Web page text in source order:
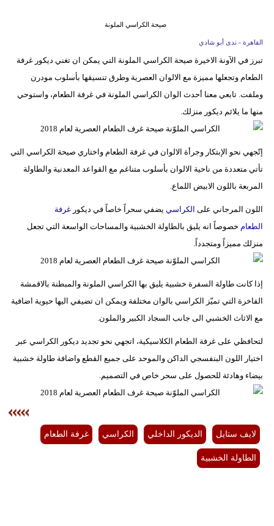
صيحة الكراسي الملونة
القاهرة - ندى أبو شادي
تبرز في الآونة الاخيرة صيحة الكراسي الملونة التي يمكن ان تغني ديكور غرفة
الطعام وتجعلها مميزة مع الالوان العصرية وطرق تنسيقها بأسلوب مودرن
وملفت. تابعي معنا أحدث الوان الكراسي الملونة في غرفة الطعام، واستوحي
منها ما يلائم ديكور منزلك.
إتّجهي نحو الإبتكار وجرأة الالوان في غرفة الطعام واختاري صيحة الكراسي التي
تأتي متعددة من ناحية الالوان بأسلوب متناغم مع القواعد المعدنية والطاولة
المربعة باللون الابيض اللماع.
اللون المرجاني على الكراسي يضفي سحراً خاصاً في ديكورغرفة
الطعام خصوصاً انه يليق بالطاولة الخشبية والمساحات الواسعة التي تجعل
منزلك مميزاً ومتجدداً.
إذا كانت طاولة السفرة خشبية يليق بها الكراسي الملونة والمبطنة بالاقمشة
الفاخرة التي تميّز الكراسي بالوان مختلفة ويمكن ان تضيفي اليها حيوية اضافية
مع الاثاث الخشبي الى جانب السجاد الكبير والملون.
لتحافظي على غرفة الطعام الكلاسيكية، اتجهي نحو تجديد ديكور الكراسي عبر
اختيار اللون البنفسجي الداكن والموحد على جميع القطع واضافة طاولة خشبية
بيضاء وهادئة للحصول على سحر خاص في التصميم.
لايف ستايل الديكور الداخلي الكراسي غرفة الطعام
الطاولة الخشبية